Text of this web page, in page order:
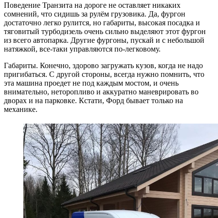
Поведение Транзита на дороге не оставляет никаких
сомнений, что сидишь за рулём грузовика. Да, фургон
достаточно легко рулится, но габариты, высокая посадка и
тяговитый турбодизель очень сильно выделяют этот фургон
из всего автопарка. Другие фургоны, пускай и с небольшой
натяжкой, все-таки управляются по-легковому.
Габариты. Конечно, здорово загружать кузов, когда не надо
пригибаться. С другой стороны, всегда нужно помнить, что
эта машина проедет не под каждым мостом, и очень
внимательно, неторопливо и аккуратно маневрировать во
дворах и на парковке. Кстати, Форд бывает только на
механике.